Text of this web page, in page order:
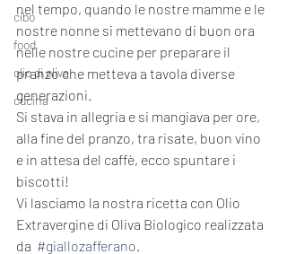
cibo
food
olio di oliva
cucina
nel tempo, quando le nostre mamme e le
nostre nonne si mettevano di buon ora
nelle nostre cucine per preparare il
pranzo che metteva a tavola diverse
generazioni.
Si stava in allegria e si mangiava per ore,
alla fine del pranzo, tra risate, buon vino
e in attesa del caffè, ecco spuntare i
biscotti!
Vi lasciamo la nostra ricetta con Olio
Extravergine di Oliva Biologico realizzata
da #giallozafferano.